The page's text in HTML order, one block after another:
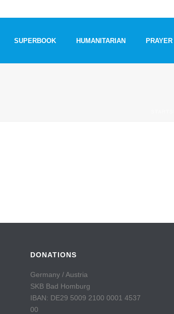
SUPERBOOK HUMANITARIAN PRAYER
DONATIONS
Germany / Austria
SKB Bad Homburg
IBAN: DE29 5009 2100 0001 4537
00